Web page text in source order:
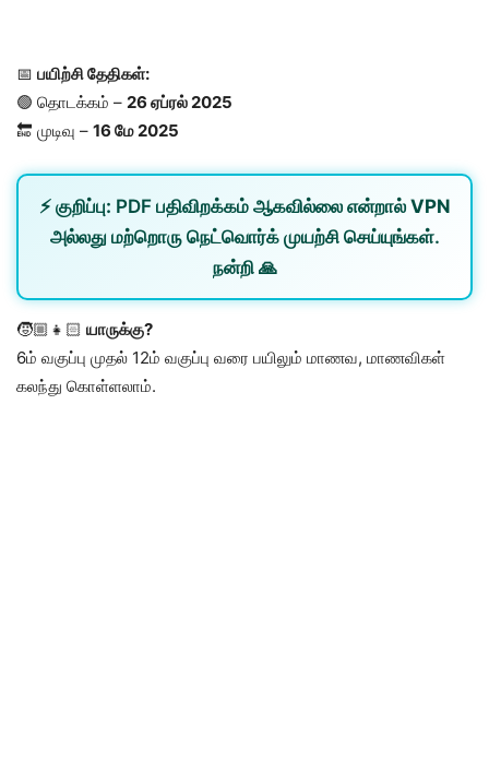
📅 பயிற்சி தேதிகள்:
🟢 தொடக்கம் – 26 ஏப்ரல் 2025
🔚 முடிவு – 16 மே 2025
⚡ குறிப்பு: PDF பதிவிறக்கம் ஆகவில்லை என்றால் VPN
அல்லது மற்றொரு நெட்வொர்க்முயற்சி செய்யுங்கள்.
நன்றி 🙏
🧒🏼👧🏻 யாருக்கு?
6ம் வகுப்பு முதல் 12ம் வகுப்பு வரை பயிலும் மாணவ, மாணவிகள்
கலந்து கொள்ளலாம்.